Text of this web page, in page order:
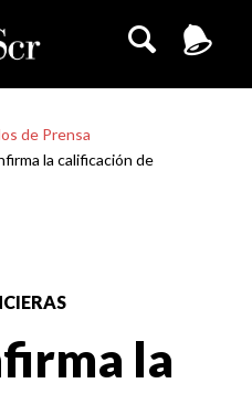
de Prensa
la calificación de
la